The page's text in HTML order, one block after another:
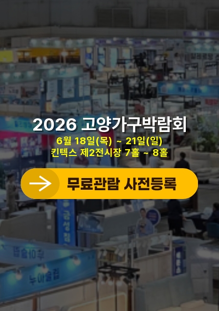
2026 고양가구박람회
6월 18일(목) ~ 21일(일)
킨텍스 제2전시장 7홀 ~ 8홀